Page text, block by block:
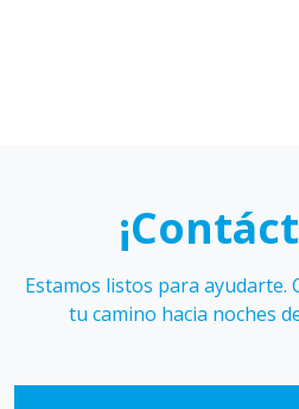
Estamos listos para ayudarte.
tu camino hacia noches